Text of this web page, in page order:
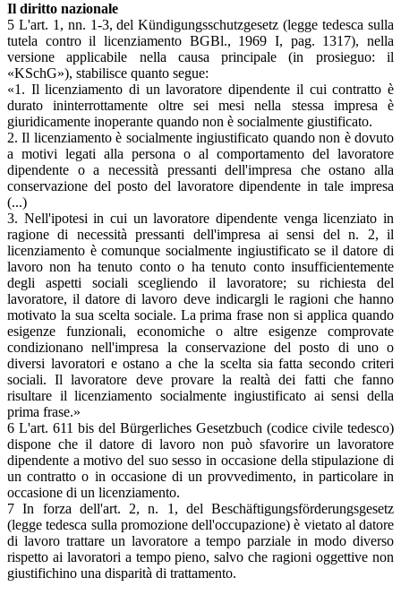
Il diritto nazionale
5 L'art. 1, nn. 1-3, del Kündigungsschutzgesetz (legge tedesca sulla
tutela contro il licenziamento BGBl., 1969 I, pag. 1317), nella
versione applicabile nella causa principale (in prosieguo: il
«KSchG»), stabilisce quanto segue:
«1. Il licenziamento di un lavoratore dipendente il cui contratto è
durato ininterrottamente oltre sei mesi nella stessa impresa è
giuridicamente inoperante quando non è socialmente giustificato.
2. Il licenziamento è socialmente ingiustificato quando non è dovuto
a motivi legati alla persona o al comportamento del lavoratore
dipendente o a necessità pressanti dell'impresa che ostano alla
conservazione del posto del lavoratore dipendente in tale impresa
(...)
3. Nell'ipotesi in cui un lavoratore dipendente venga licenziato in
ragione di necessità pressanti dell'impresa ai sensi del n. 2, il
licenziamento è comunque socialmente ingiustificato se il datore di
lavoro non ha tenuto conto o ha tenuto conto insufficientemente
degli aspetti sociali scegliendo il lavoratore; su richiesta del
lavoratore, il datore di lavoro deve indicargli le ragioni che hanno
motivato la sua scelta sociale. La prima frase non si applica quando
esigenze funzionali, economiche o altre esigenze comprovate
condizionano nell'impresa la conservazione del posto di uno o
diversi lavoratori e ostano a che la scelta sia fatta secondo criteri
sociali. Il lavoratore deve provare la realtà dei fatti che fanno
risultare il licenziamento socialmente ingiustificato ai sensi della
prima frase.»
6 L'art. 611 bis del Bürgerliches Gesetzbuch (codice civile tedesco)
dispone che il datore di lavoro non può sfavorire un lavoratore
dipendente a motivo del suo sesso in occasione della stipulazione di
un contratto o in occasione di un provvedimento, in particolare in
occasione di un licenziamento.
7 In forza dell'art. 2, n. 1, del Beschäftigungsförderungsgesetz
(legge tedesca sulla promozione dell'occupazione) è vietato al datore
di lavoro trattare un lavoratore a tempo parziale in modo diverso
rispetto ai lavoratori a tempo pieno, salvo che ragioni oggettive non
giustifichino una disparità di trattamento.